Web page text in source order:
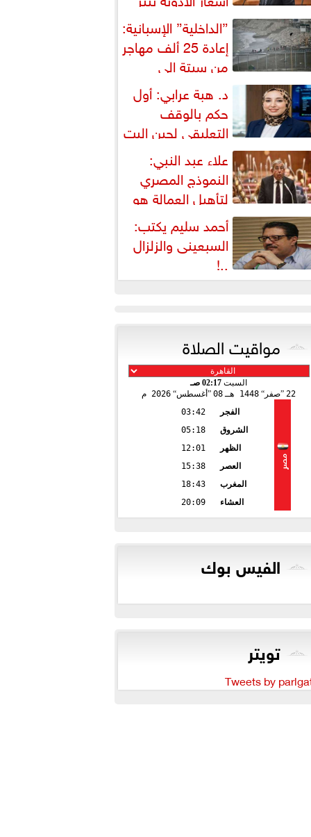
دستورية ويهدد حق
”الداخلية” الإسبانية:
إعادة 25 ألف مهاجر
من سبتة إلى
وارتفاع حصيلة...
د. هبة عرابي: أول
حكم بالوقف
التعليقي لحين البت
الطعن على... علاء عبد النبي:
النموذج المصري
لتأهيل العمالة هو
العملي والأمثل لأزمات...
أحمد سليم يكتب:
السبعينى والزلزال
..!
مواقيت الصلاة
السبت 02:17 صـ
22 صفر 1448 هـ 08 أغسطس 2026 م
مصر
الفجر
03:42
الشروق
05:18
الظهر
12:01
العصر
15:38
المغرب
18:43
العشاء
20:09
الفيس بوك
تويتر
Tweets by